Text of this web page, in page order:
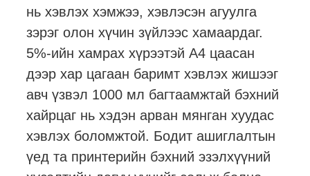
нь хэвлэх хэмжээ, хэвлэсэн агуулга
зэрэг олон хүчин зүйлээс хамаардаг.
5%-ийн хамрах хүрээтэй А4 цаасан
дээр хар цагаан баримт хэвлэх жишээг
авч үзвэл 1000 мл багтаамжтай бэхний
хайрцаг нь хэдэн арван мянган хуудас
хэвлэх боломжтой. Бодит ашиглалтын
үед та принтерийн бэхний эзэлхүүний